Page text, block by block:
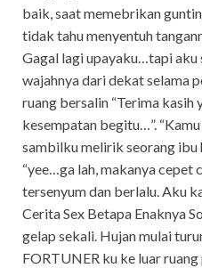
baik, saat memebrikan
tidak tahu menyentuh
Gagal lagi upayaku…tapi aku
wajahnya dari dekat selama
ruang bersalin “Terima kasih
kesempatan begitu…”.
sambilku melirik seorang
“yee…ga lah, makanya cepet
tersenyum dan berlalu. Aku
Cerita Sex Betapa Enaknya
gelap sekali. Hujan mulai
FORTUNER ku ke luar